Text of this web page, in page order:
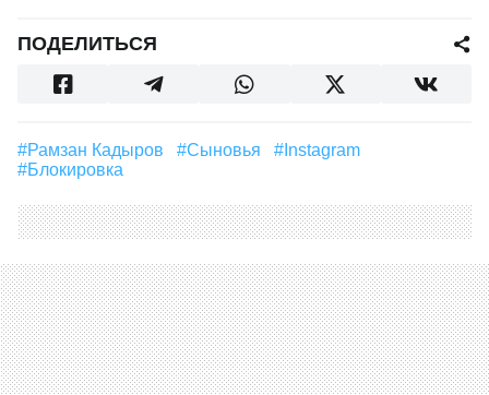
ПОДЕЛИТЬСЯ
#Рамзан Кадыров #сыновья
#Instagram
#Блокировка